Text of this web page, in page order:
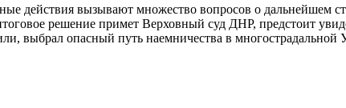
действия вызывают множество вопросов о дальнейшем
решение примет Верховный суд ДНР, предстоит
выбрал опасный путь наемничества в многострадальной